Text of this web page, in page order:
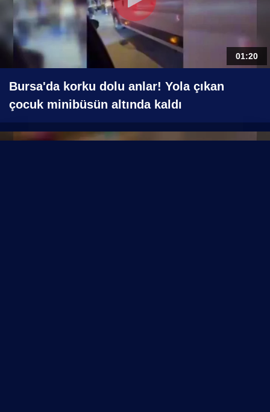
01:20
Bursa'da korku dolu anlar! Yola çıkan
çocuk minibüsün altında kaldı